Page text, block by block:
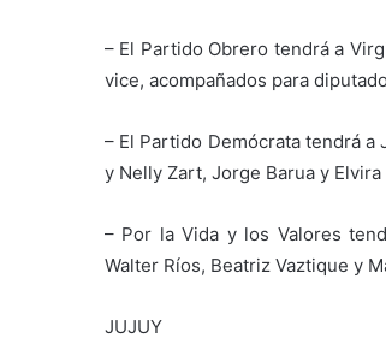
– El Partido Obrero tendrá a
vice, acompañados para
– El Partido Demócrata tendrá
y Nelly Zart, Jorge Barua y
– Por la Vida y los Valores
Walter Ríos, Beatriz Vaztique y
JUJUY